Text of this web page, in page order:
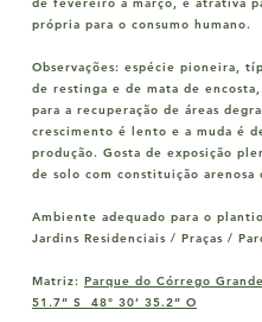
própria para o consumo humano.
Observações: espécie pioneira,
de restinga e de mata de
para a recuperação de áreas
crescimento é lento e a muda é
produção. Gosta de exposição
de solo com constituição arenosa
Ambiente adequado para o
Jardins Residenciais / Praças /
Matriz: Parque do Córrego
51.7” S 48° 30’ 35.2” O